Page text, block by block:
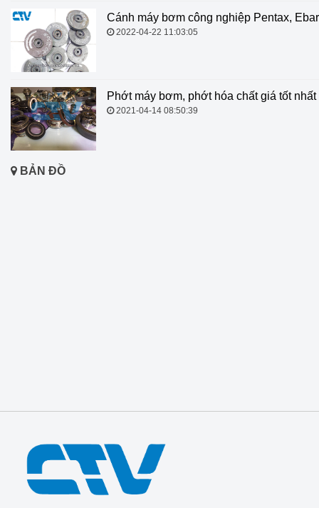
Cánh máy bơm công nghiệp Pentax,
2022-04-22 11:03:05
Phớt máy bơm, phớt hóa chất giá tốt
2021-04-14 08:50:39
BẢN ĐỒ